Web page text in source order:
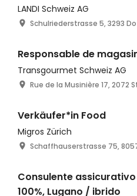
LANDI Schweiz AG
Schulriederstrasse 5, 3293
Responsable de
Transgourmet Schweiz AG
Rue de la Musinière 17, 2072
Verkäufer*in Food
Migros Zürich
Schaffhauserstrasse 75,
Consulente
100%, Lugano / ibrido